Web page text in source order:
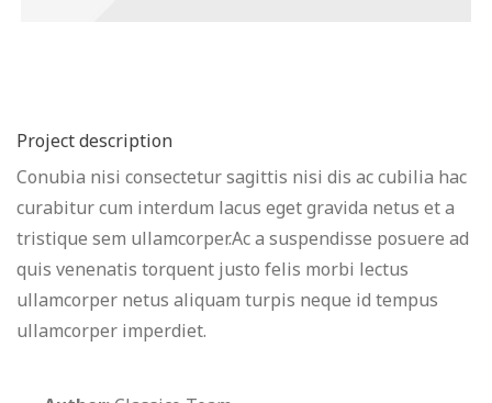
Project description
Conubia nisi consectetur sagittis nisi dis ac cubilia hac
curabitur cum interdum lacus eget gravida netus et a
tristique sem ullamcorper.Ac a suspendisse posuere ad
quis venenatis torquent justo felis morbi lectus
ullamcorper netus aliquam turpis neque id tempus
ullamcorper imperdiet.